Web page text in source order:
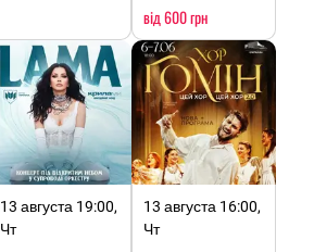
від 600 грн
13 августа 19:00,
Чт
13 августа 16:00,
Чт